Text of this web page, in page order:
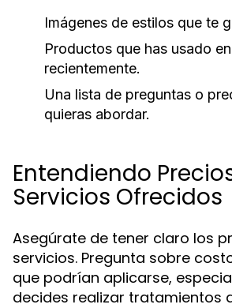
Imágenes de estilos que te
Productos que has usado
recientemente.
Una lista de preguntas o
quieras abordar.
Entendiendo
Servicios Ofrecidos
Asegúrate de tener claro los
servicios. Pregunta sobre
que podrían aplicarse,
decides realizar tratamientos